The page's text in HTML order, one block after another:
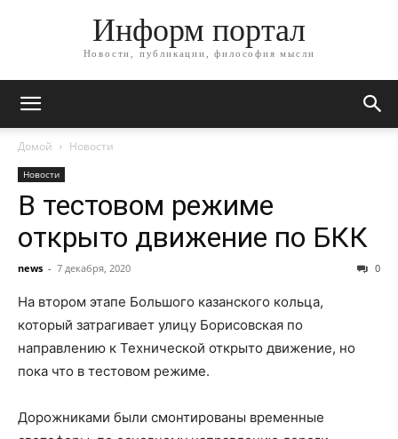
Информ портал
Новости, публикации, философия мысли
Домой Новости
Новости
В тестовом режиме
открыто движение по БКК
news - 7 декабря, 2020 0
На втором этапе Большого казанского кольца,
который затрагивает улицу Борисовская по
направлению к Технической открыто движение, но
пока что в тестовом режиме.
Дорожниками были смонтированы временные